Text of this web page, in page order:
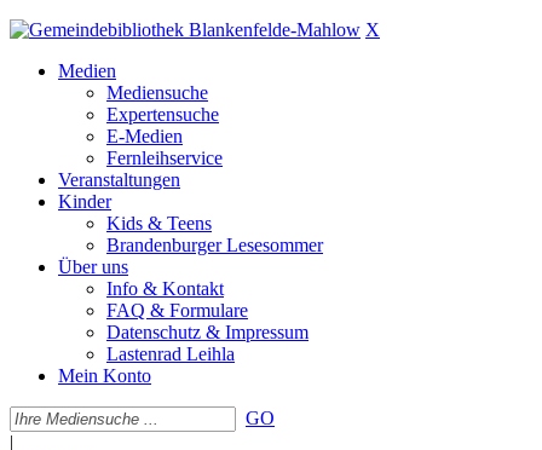
X
Medien
Mediensuche
Expertensuche
E-Medien
Fernleihservice
Veranstaltungen
Kinder
Kids & Teens
Brandenburger Lesesommer
Über uns
Info & Kontakt
FAQ & Formulare
Datenschutz & Impressum
Lastenrad Leihla
Mein Konto
GO
|